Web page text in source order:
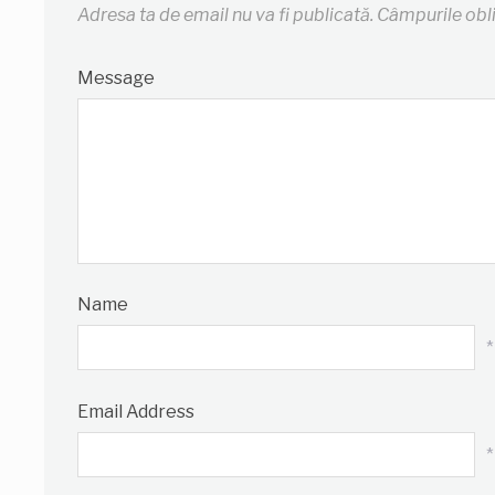
Adresa ta de email nu va fi publicată. Câmpurile
Message
Name
*
Email Address
*